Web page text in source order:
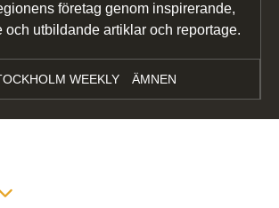
företag genom inspirerande,
och utbildande artiklar och reportage.
WEEKLY ÄMNEN